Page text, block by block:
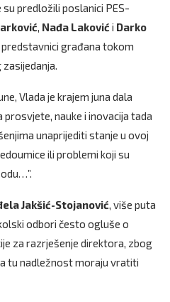
predložili poslanici PES-
, Nađa Laković i Darko
građana tokom
Vlada je krajem juna dala
nauke i inovacija tada
unaprijediti stanje u ovoj
ili problemi koji su
Jakšić-Stojanović, više puta
odbori često ogluše o
za razrješenje direktora, zbog
tu nadležnost moraju vratiti